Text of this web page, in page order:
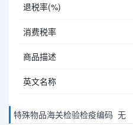
退税率(%)
消费税率
商品描述
英文名称
特殊物品海关检验检疫编码 无